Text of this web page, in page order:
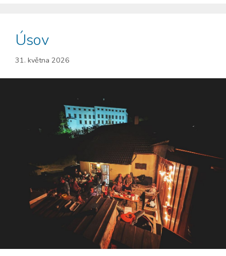
Úsov
31. května 2026